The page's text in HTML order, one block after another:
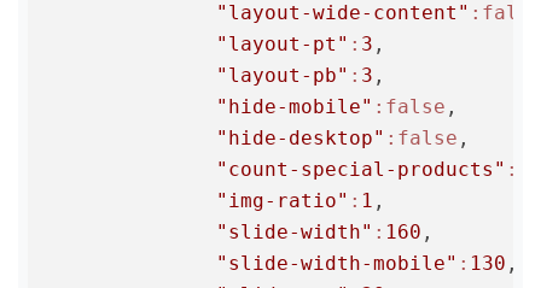
"layout-wide-content" :false
"layout-pt" : 3 ,
"layout-pb" : 3 ,
"hide-mobile" :false ,
"hide-desktop" :false ,
"count-special-products" :
"img-ratio" : 1 ,
"slide-width" : 160 ,
"slide-width-mobile" : 130 ,